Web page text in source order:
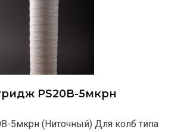
PS20B-5мкрн
5мкрн (Ниточный) Для колб типа